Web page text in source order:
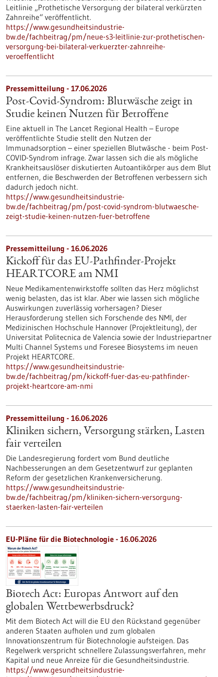
Leitlinie „Prothetische Versorgung der bilateral verkürzten
Zahnreihe“ veröffentlicht.
https://www.gesundheitsindustrie-
bw.de/fachbeitrag/pm/neue-s3-leitlinie-zur-prothetischen-
versorgung-bei-bilateral-verkuerzter-zahnreihe-
veroeffentlicht
Pressemitteilung - 17.06.2026
Post-Covid-Syndrom: Blutwäsche zeigt in
Studie keinen Nutzen für Betroffene
Eine aktuell in The Lancet Regional Health – Europe
veröffentlichte Studie stellt den Nutzen der
Immunadsorption – einer speziellen Blutwäsche - beim Post-
COVID-Syndrom infrage. Zwar lassen sich die als mögliche
Krankheitsauslöser diskutierten Autoantikörper aus dem Blut
entfernen, die Beschwerden der Betroffenen verbessern sich
dadurch jedoch nicht.
https://www.gesundheitsindustrie-
bw.de/fachbeitrag/pm/post-covid-syndrom-blutwaesche-
zeigt-studie-keinen-nutzen-fuer-betroffene
Pressemitteilung - 16.06.2026
Kickoff für das EU-Pathfinder-Projekt
HEARTCORE am NMI
Neue Medikamentenwirkstoffe sollten das Herz möglichst
wenig belasten, das ist klar. Aber wie lassen sich mögliche
Auswirkungen zuverlässig vorhersagen? Dieser
Herausforderung stellen sich Forschende des NMI, der
Medizinischen Hochschule Hannover (Projektleitung), der
Universitat Politecnica de Valencia sowie der Industriepartner
Multi Channel Systems und Foresee Biosystems im neuen
Projekt HEARTCORE.
https://www.gesundheitsindustrie-
bw.de/fachbeitrag/pm/kickoff-fuer-das-eu-pathfinder-
projekt-heartcore-am-nmi
Pressemitteilung - 16.06.2026
Kliniken sichern, Versorgung stärken, Lasten
fair verteilen
Die Landesregierung fordert vom Bund deutliche
Nachbesserungen an dem Gesetzentwurf zur geplanten
Reform der gesetzlichen Krankenversicherung.
https://www.gesundheitsindustrie-
bw.de/fachbeitrag/pm/kliniken-sichern-versorgung-
staerken-lasten-fair-verteilen
EU-Pläne für die Biotechnologie - 16.06.2026
Biotech Act: Europas Antwort auf den
globalen Wettbewerbsdruck?
Mit dem Biotech Act will die EU den Rückstand gegenüber
anderen Staaten aufholen und zum globalen
Innovationszentrum für Biotechnologie aufsteigen. Das
Regelwerk verspricht schnellere Zulassungsverfahren, mehr
Kapital und neue Anreize für die Gesundheitsindustrie.
https://www.gesundheitsindustrie-